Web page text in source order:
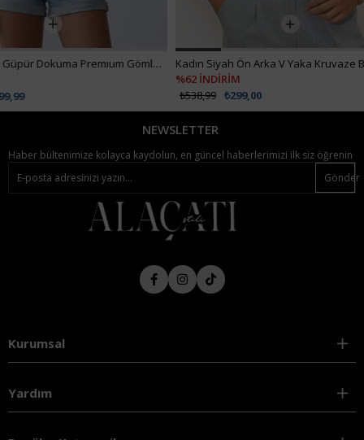
Kadın Siyah Ön Arka V Yaka Kruvaze Bluz ALC-019-053-BLZ
₺538,99
NEWSLETTER
Haber bültenimize kolayca kaydolun, en güncel haberlerimizi ilk siz öğrenin
Gönder
Kurumsal
Yardım